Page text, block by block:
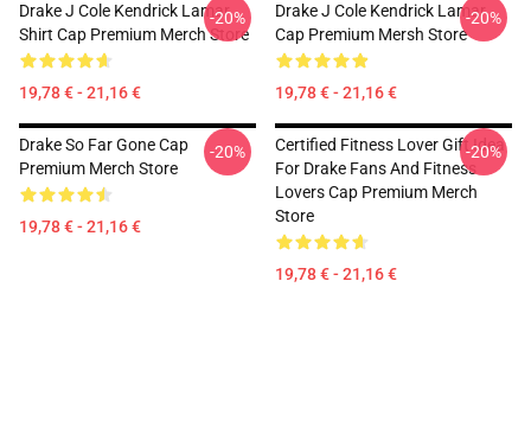
Drake J Cole Kendrick Lamar
Shirt Cap Premium Merch Store
19,78 € - 21,16 €
-20%
Drake J Cole Kendrick Lamar
Cap Premium Mersh Store
19,78 € - 21,16 €
-20%
Drake So Far Gone Cap
Premium Merch Store
19,78 € - 21,16 €
-20%
Certified Fitness Lover Gift Idea
For Drake Fans And Fitness
Lovers Cap Premium Merch
Store
19,78 € - 21,16 €
-20%